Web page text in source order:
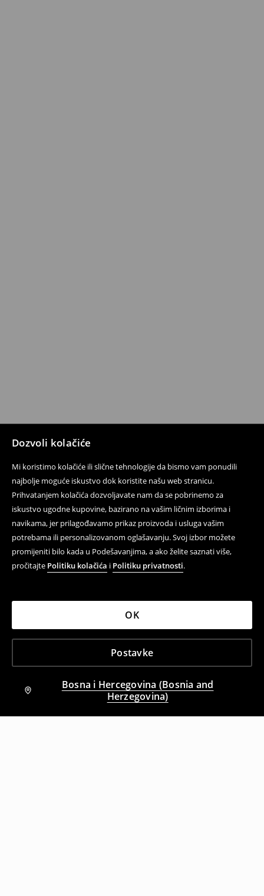
Dozvoli kolačiće
Mi koristimo kolačiće ili slične tehnologije da bismo vam ponudili
najbolje moguće iskustvo dok koristite našu web stranicu.
Prihvatanjem kolačića dozvoljavate nam da se pobrinemo za
iskustvo ugodne kupovine, bazirano na vašim ličnim izborima i
navikama, jer prilagođavamo prikaz proizvoda i usluga vašim
potrebama ili personalizovanom oglašavanju. Svoj izbor možete
promijeniti bilo kada u Podešavanjima, a ako želite saznati više,
pročitajte Politiku kolačića i Politiku privatnosti.
Postavke
OK
Bosna i Hercegovina (Bosnia and
Herzegovina)